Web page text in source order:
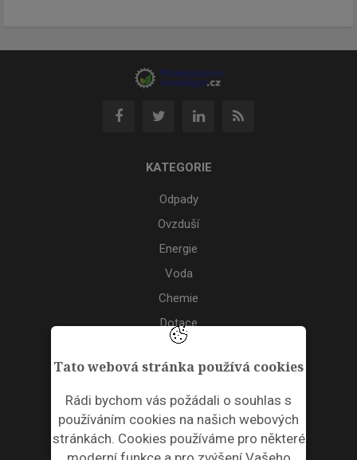
Tato webová stránka používá cookies
Rádi bychom vás požádali o souhlas s
používáním cookies na našich webových
stránkách. Cookies používáme pro některé
KATEGORIE
Odpady
Ovzduší
Energie
Voda
Chemie
Dotace
Akce
ODPADNÍ PLASTY